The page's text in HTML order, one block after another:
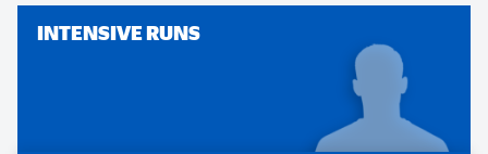
INTENSIVE RUNS